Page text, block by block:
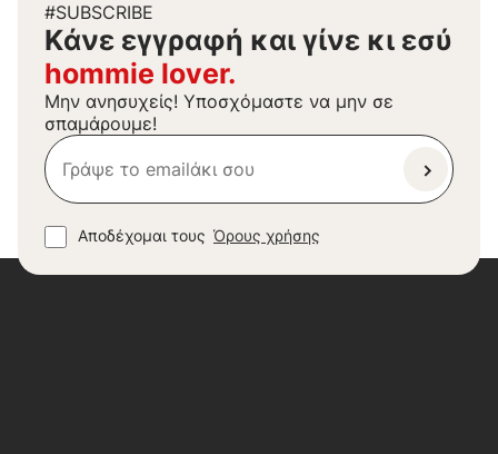
#SUBSCRIBE
Kάνε εγγραφή και γίνε κι εσύ
hommie lover.
Μην ανησυχείς! Υποσχόμαστε να μην σε
σπαμάρουμε!
Αποδέχομαι τους Όρους χρήσης